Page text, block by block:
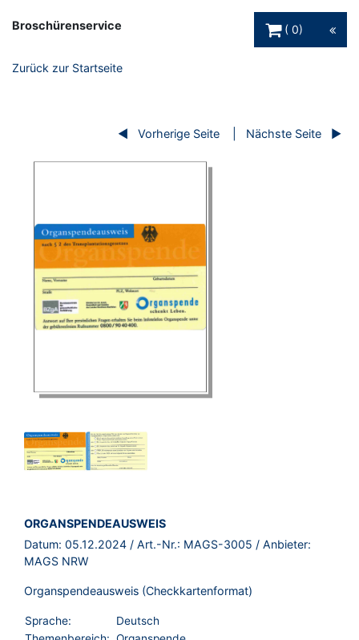
Broschürenservice
0
Zurück zur Startseite
Vorherige Seite Nächste Seite
BROSCHÜRE:
ORGANSPENDEAUSWEIS
Datum: 05.12.2024 / Art.-Nr.: MAGS-3005 / Anbieter:
MAGS NRW
Organspendeausweis (Checkkartenformat)
Sprache:
Deutsch